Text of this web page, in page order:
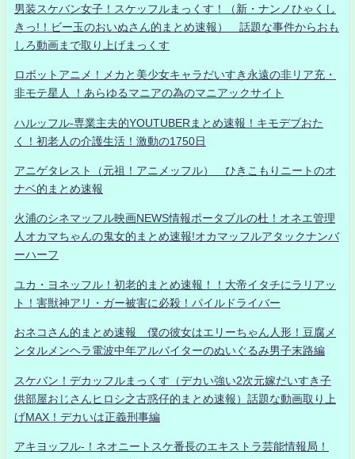
男装スケバン女子！スケッフルまっくす！（新・ナンノひゃくし
きっ!！ビー玉のおいぬさん的まとめ速報） 話題な事件からおも
しろ動画まで取り上げまっくす
ロボットアニメ！メカと美少女キャラだいすき永遠の非リア充・
非モテ星人 ！あらゆるマニアの為のマニアックサイト
ハルッフル-専業主夫的YOUTUBERまとめ速報！キモデブおた
く！初老人の介護生活！激動の1750日
アニゲタレスト（元祖！アニメッフル） ひきこもりニートのオ
ナベ的まとめ速報
火浦のシネマッフル映画NEWS情報ポータブルの杜！オネエ管理
人オカマちゃんの鬼女的まとめ速報!オカマッフルアタックナンバ
ーハーフ
ユカ・ヨネッフル！初老的まとめ速報！！大帝イタチにラリアッ
ト！害獣神アリ・ガー被害に必殺！パイルドライバー
おネコさん的まとめ速報 僕の彼女はエリーちゃん人形！豆腐メ
ンタルメンヘラ電波中年アルバイターのぬいぐるみ男子末路編
スケバン！デカッフルまっくす（デカい強い2次元嫁だいすき子
供部屋おじさんヒロシ之古惑仔的まとめ速報）話題な動画取り上
げMAX！デカいは正義刑事編
アキヨッフル-！ネオニートスケ番長のエキストラ芸能情報局！